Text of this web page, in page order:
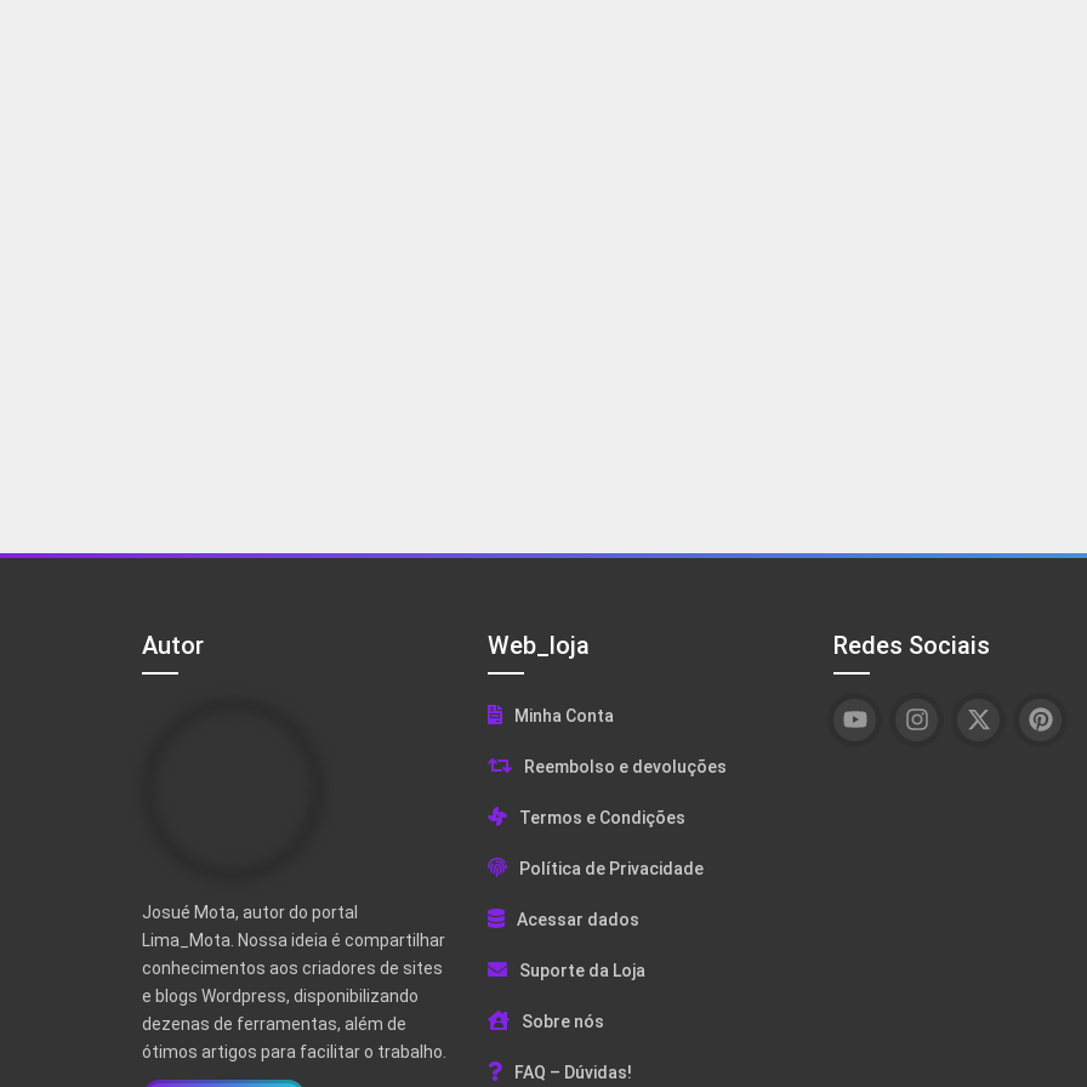
Autor
Josué Mota, autor do portal
Lima_Mota. Nossa ideia é compartilhar
conhecimentos aos criadores de sites
e blogs Wordpress, disponibilizando
dezenas de ferramentas, além de
ótimos artigos para facilitar o trabalho.
Web_loja
Minha Conta
Reembolso e devoluções
Termos e Condições
Política de Privacidade
Acessar dados
Suporte da Loja
Sobre nós
FAQ – Dúvidas!
Redes Sociais